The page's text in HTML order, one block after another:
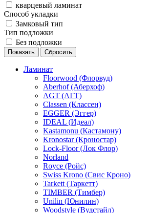
кварцевый ламинат
Способ укладки
Замковый тип
Тип подложки
Без подложки
Ламинат
Floorwood (Флорвуд)
Aberhof (Аберхоф)
AGT (АГТ)
Classen (Классен)
EGGER (Эггер)
IDEAL (Идеал)
Kastamonu (Кастамону)
Kronostar (Кроностар)
Lock-Floor (Лок Флор)
Norland
Royce (Ройс)
Swiss Krono (Свис Кроно)
Tarkett (Таркетт)
TIMBER (Тимбер)
Unilin (Юнилин)
Woodstyle (Вудстайл)